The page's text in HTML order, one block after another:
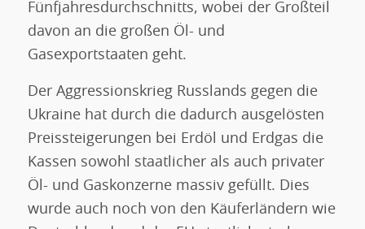
Fünfjahresdurchschnitts, wobei der Großteil
davon an die großen Öl- und
Gasexportstaaten geht.
Der Aggressionskrieg Russlands gegen die
Ukraine hat durch die dadurch ausgelösten
Preissteigerungen bei Erdöl und Erdgas die
Kassen sowohl staatlicher als auch privater
Öl- und Gaskonzerne massiv gefüllt. Dies
wurde auch noch von den Käuferländern wie